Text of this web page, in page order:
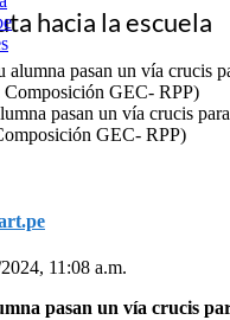
hacia la escuela
pasan un vía crucis
GEC- RPP)
11:08 a.m.
pasan un vía crucis